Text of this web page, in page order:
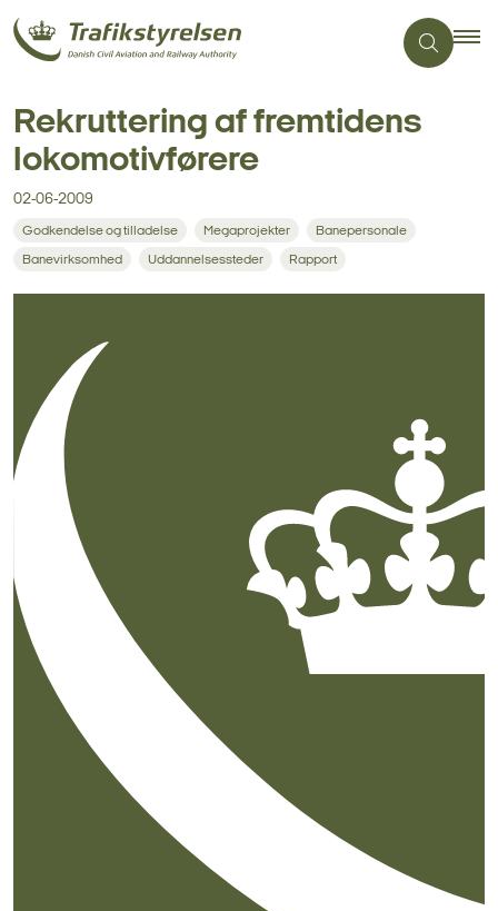
Rekruttering af fremtidens
lokomotivførere
02-06-2009
Godkendelse og tilladelse Megaprojekter Banepersonale
Banevirksomhed Uddannelsessteder Rapport